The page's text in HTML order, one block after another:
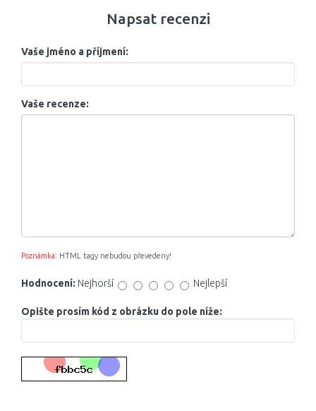
Napsat recenzi
Vaše jméno a příjmení:
Vaše recenze:
Poznámka: HTML tagy nebudou převedeny!
Hodnocení: Nejhorší Nejlepší
Opište prosím kód z obrázku do pole níže: